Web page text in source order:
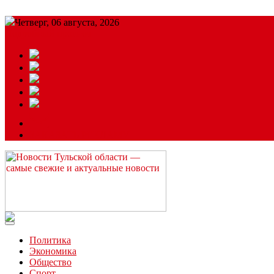
Четверг, 06 августа, 2026
Читайте последние новости дня в Тульской области на сайте
Политика
Экономика
Общество